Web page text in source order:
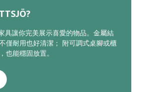
具讓你完美展示喜愛的物品。金屬結
僅耐用也好清潔； 附可調式桌腳或櫃
也能穩固放置。